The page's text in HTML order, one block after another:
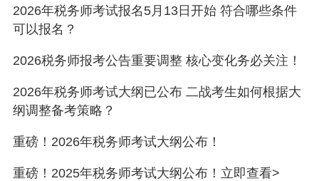
2026年税务师考试报名5月13日开始 符合哪些条件
可以报名？
2026税务师报考公告重要调整 核心变化务必关注！
2026年税务师考试大纲已公布 二战考生如何根据大
纲调整备考策略？
重磅！2026年税务师考试大纲公布！
重磅！2025年税务师考试大纲公布！立即查看>